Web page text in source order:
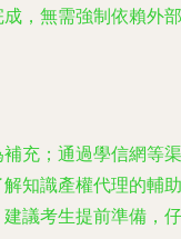
，無需強制依賴外部
充；通過學信網等渠
知識產權代理的輔助
議考生提前準備，仔